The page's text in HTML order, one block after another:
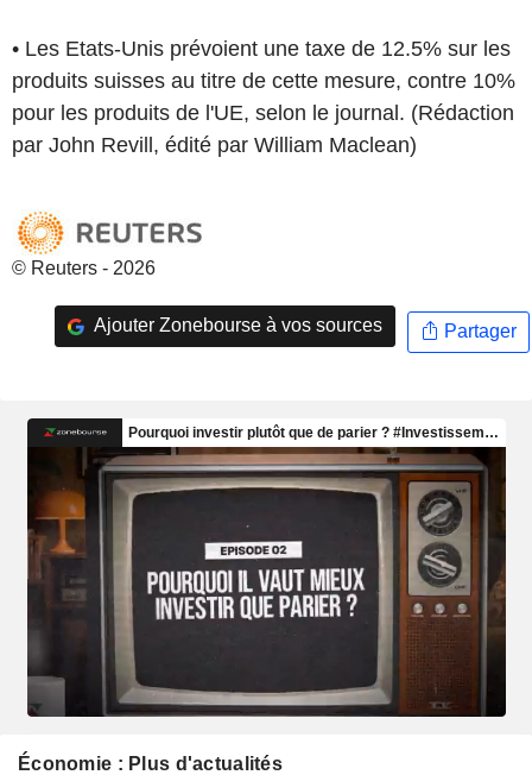
• Les Etats-Unis prévoient une taxe de 12.5% sur les
produits suisses au titre de cette mesure, contre 10%
pour les produits de l'UE, selon le journal. (Rédaction
par John Revill, édité par William Maclean)
© Reuters - 2026
Ajouter Zonebourse à vos sources Partager
Économie : Plus d'actualités